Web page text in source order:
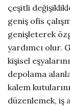
çeşitli
geniş ofis
genişleterek
yardımcı olur.
kişisel
depolama
kalem
düzenlemek, iş